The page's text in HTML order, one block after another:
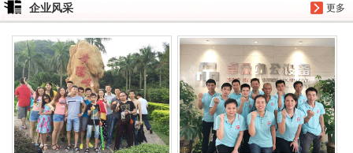
更多
企业风采